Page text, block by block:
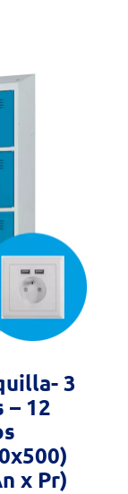
3
– 12
x Pr)